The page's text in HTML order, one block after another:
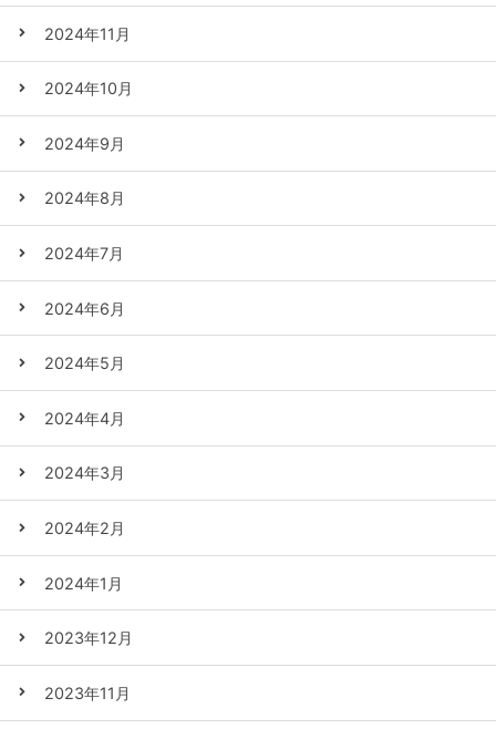
2024年11月
2024年10月
2024年9月
2024年8月
2024年7月
2024年6月
2024年5月
2024年4月
2024年3月
2024年2月
2024年1月
2023年12月
2023年11月